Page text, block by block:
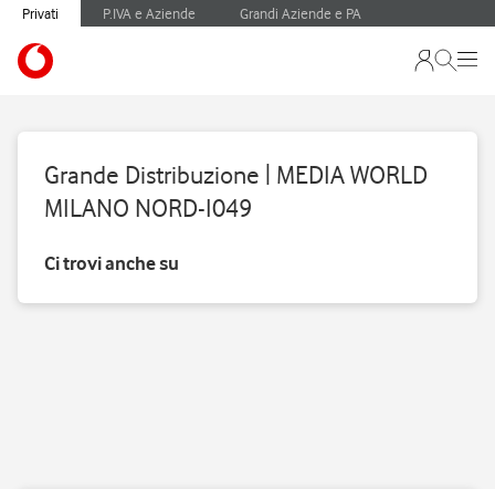
Privati P.IVA e Aziende Grandi Aziende e PA
Grande Distribuzione | MEDIA WORLD
MILANO NORD-I049
Ci trovi anche su